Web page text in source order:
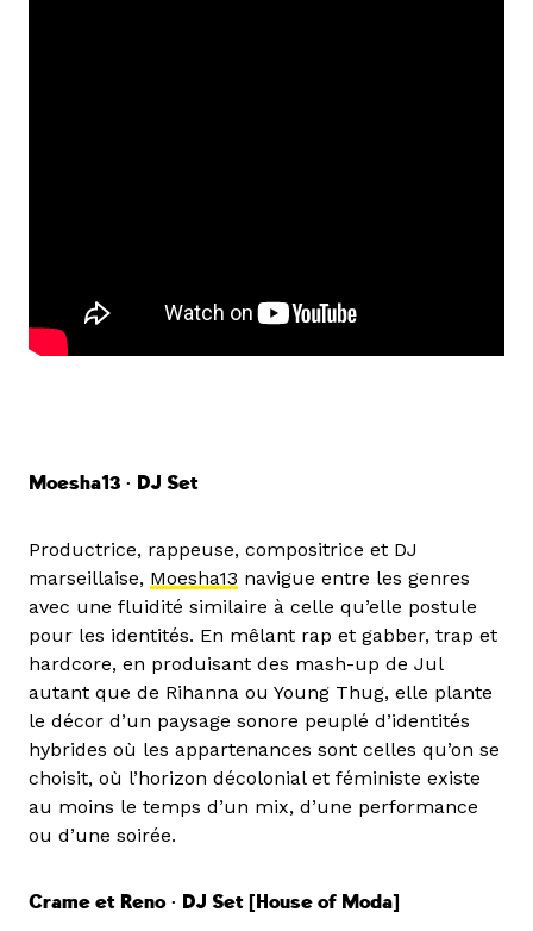
Moesha13 • DJ Set
Productrice, rappeuse, compositrice et DJ
marseillaise, Moesha13 navigue entre les genres
avec une fluidité similaire à celle qu’elle postule
pour les identités. En mêlant rap et gabber, trap et
hardcore, en produisant des mash-up de Jul
autant que de Rihanna ou Young Thug, elle plante
le décor d’un paysage sonore peuplé d’identités
hybrides où les appartenances sont celles qu’on se
choisit, où l’horizon décolonial et féministe existe
au moins le temps d’un mix, d’une performance
ou d’une soirée.
Crame et Reno • DJ Set [House of Moda]